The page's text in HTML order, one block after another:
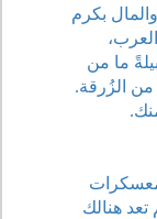
بكرم
ما من
من الزُرقة.
معسكرات
تعد هنالك